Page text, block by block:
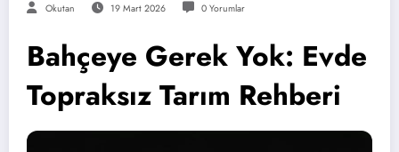
Okutan 19 Mart 2026 0 Yorumlar
Bahçeye Gerek Yok: Evde
Topraksız Tarım Rehberi